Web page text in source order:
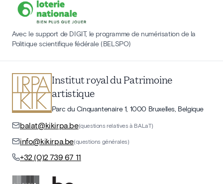
Avec le support de DIGIT, le programme de numérisation de la
Politique scientifique fédérale (BELSPO)
Institut royal du Patrimoine
artistique
Parc du Cinquantenaire 1, 1000 Bruxelles, Belgique
balat@kikirpa.be(questions relatives à BALaT)
info@kikirpa.be(questions générales)
+32 (0)2 739 67 11